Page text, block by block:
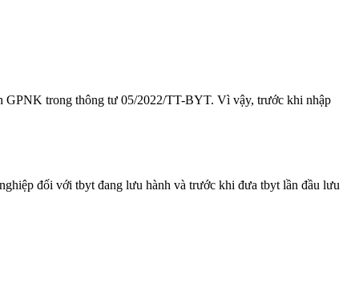
trong thông tư 05/2022/TT-BYT. Vì vậy, trước khi nhập
đối với tbyt đang lưu hành và trước khi đưa tbyt lần đầu lưu